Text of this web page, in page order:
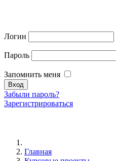
Логин
Пароль
Запомнить меня
Забыли пароль?
Зарегистрироваться
Главная